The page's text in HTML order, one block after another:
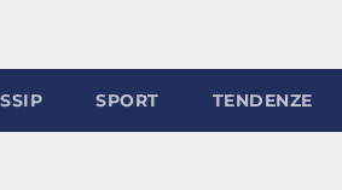
SPORT TENDENZE